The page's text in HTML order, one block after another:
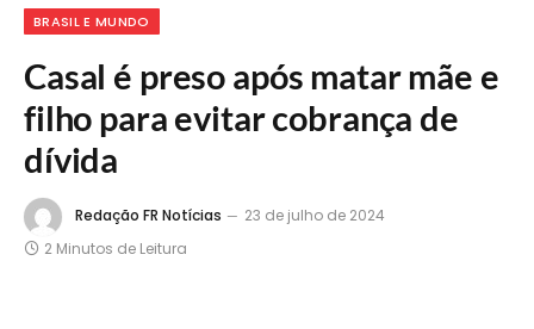
BRASIL E MUNDO
Casal é preso após matar mãe e
filho para evitar cobrança de
dívida
Redação FR Notícias
23 de julho de 2024
2 Minutos de Leitura